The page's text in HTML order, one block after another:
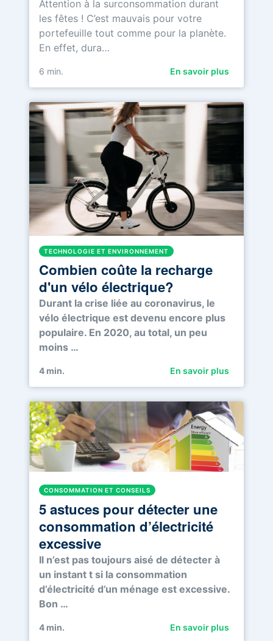
Attention à la surconsommation durant
les fêtes ! C’est mauvais pour votre
portefeuille tout comme pour la planète.
En effet, dura…
6 min. En savoir plus
TECHNOLOGIE ET ENVIRONNEMENT
Combien coûte la recharge
d'un vélo électrique?
Durant la crise liée au coronavirus, le
vélo électrique est devenu encore plus
populaire. En 2020, au total, un peu
moins …
4 min. En savoir plus
CONSOMMATION ET CONSEILS
5 astuces pour détecter une
consommation d’électricité
excessive
Il n’est pas toujours aisé de détecter à
un instant t si la consommation
d’électricité d’un ménage est excessive.
Bon …
4 min. En savoir plus